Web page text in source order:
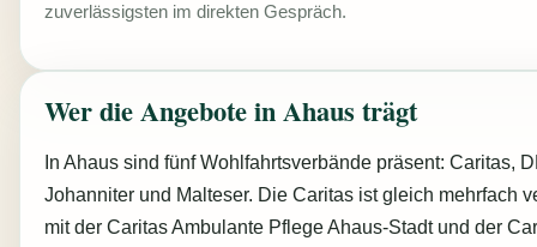
zuverlässigsten im direkten Gespräch.
Wer die Angebote in Ahaus trägt
In Ahaus sind fünf Wohlfahrtsverbände präsent: Caritas,
Johanniter und Malteser. Die Caritas ist gleich mehrfach
mit der Caritas Ambulante Pflege Ahaus-Stadt und der